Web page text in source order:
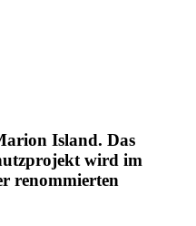
Island. Das
wird im
renommierten